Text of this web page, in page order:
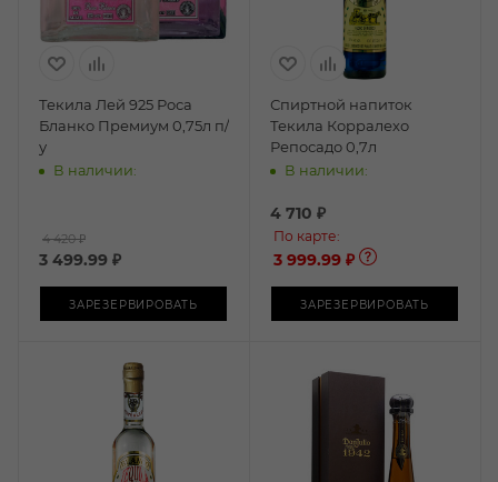
Текила Лей 925 Роса
Бланко Премиум 0,75л п/
у
В наличии:
4 420 ₽
3 499.99 ₽
ЗАРЕЗЕРВИРОВАТЬ
Спиртной напиток
Текила Корралехо
Репосадо 0,7л
В наличии:
4 710 ₽
По карте:
3 999.99 ₽
ЗАРЕЗЕРВИРОВАТЬ